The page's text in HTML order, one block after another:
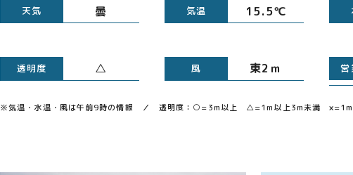
天気 曇 気温 15.5℃
透明度 △ 風 東2ｍ 営
※気温・水温・風は午前9時の情報 ／ 透明度：○=3m以上 △=1m以上3m未満 ×=1m